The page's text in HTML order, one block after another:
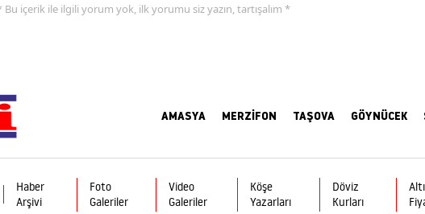
Bu içerik ile ilgili yorum yok, ilk yorumu siz yazın, tartışalım *
AMASYA MERZİFON TAŞOVA GÖYNÜCEK
Haber
Arşivi
Foto
Galeriler
Video
Galeriler
Köşe
Yazarları
Döviz
Kurları